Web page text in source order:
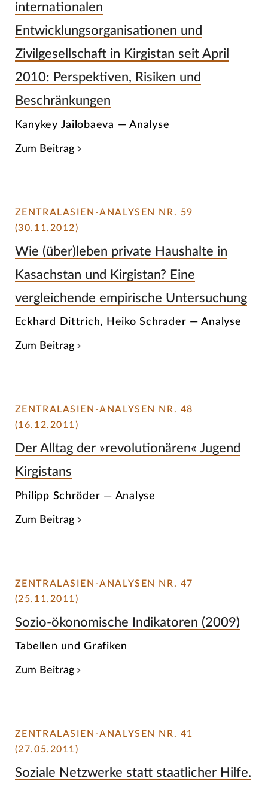
internationalen
Entwicklungsorganisationen und
Zivilgesellschaft in Kirgistan seit April
2010: Perspektiven, Risiken und
Beschränkungen
Kanykey Jailobaeva — Analyse
Zum Beitrag
ZENTRALASIEN-ANALYSEN NR. 59
(30.11.2012)
Wie (über)leben private Haushalte in
Kasachstan und Kirgistan? Eine
vergleichende empirische Untersuchung
Eckhard Dittrich, Heiko Schrader — Analyse
Zum Beitrag
ZENTRALASIEN-ANALYSEN NR. 48
(16.12.2011)
Der Alltag der »revolutionären« Jugend
Kirgistans
Philipp Schröder — Analyse
Zum Beitrag
ZENTRALASIEN-ANALYSEN NR. 47
(25.11.2011)
Sozio-ökonomische Indikatoren (2009)
Tabellen und Grafiken
Zum Beitrag
ZENTRALASIEN-ANALYSEN NR. 41
(27.05.2011)
Soziale Netzwerke statt staatlicher Hilfe.